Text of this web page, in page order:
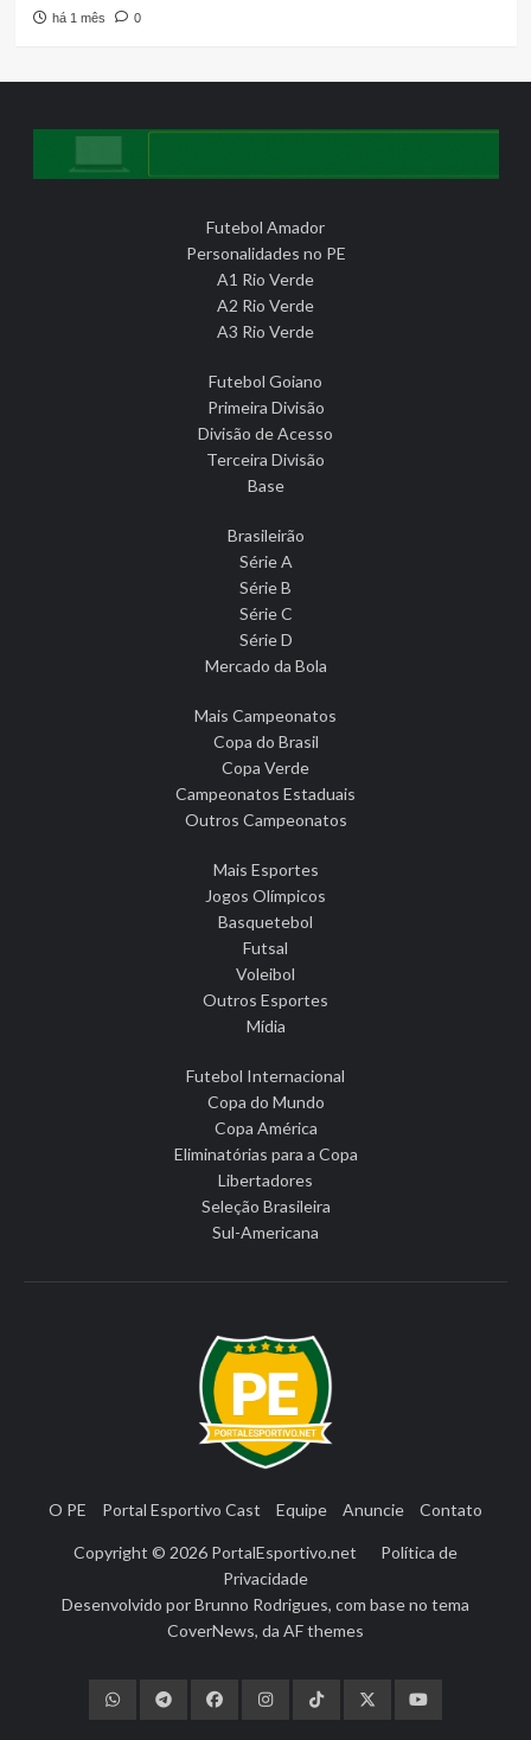
há 1 mês 0
Futebol Amador
Personalidades no PE
A1 Rio Verde
A2 Rio Verde
A3 Rio Verde
Futebol Goiano
Primeira Divisão
Divisão de Acesso
Terceira Divisão
Base
Brasileirão
Série A
Série B
Série C
Série D
Mercado da Bola
Mais Campeonatos
Copa do Brasil
Copa Verde
Campeonatos Estaduais
Outros Campeonatos
Mais Esportes
Jogos Olímpicos
Basquetebol
Futsal
Voleibol
Outros Esportes
Mídia
Futebol Internacional
Copa do Mundo
Copa América
Eliminatórias para a Copa
Libertadores
Seleção Brasileira
Sul-Americana
O PE Portal Esportivo Cast Equipe Anuncie Contato
Copyright © 2026 PortalEsportivo.net
Política de
Privacidade
Desenvolvido porBrunno Rodrigues, com base no tema
CoverNews, da AF themes